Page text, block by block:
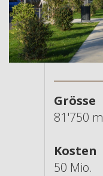
Grösse
81'750 m
Kosten
50 Mio.